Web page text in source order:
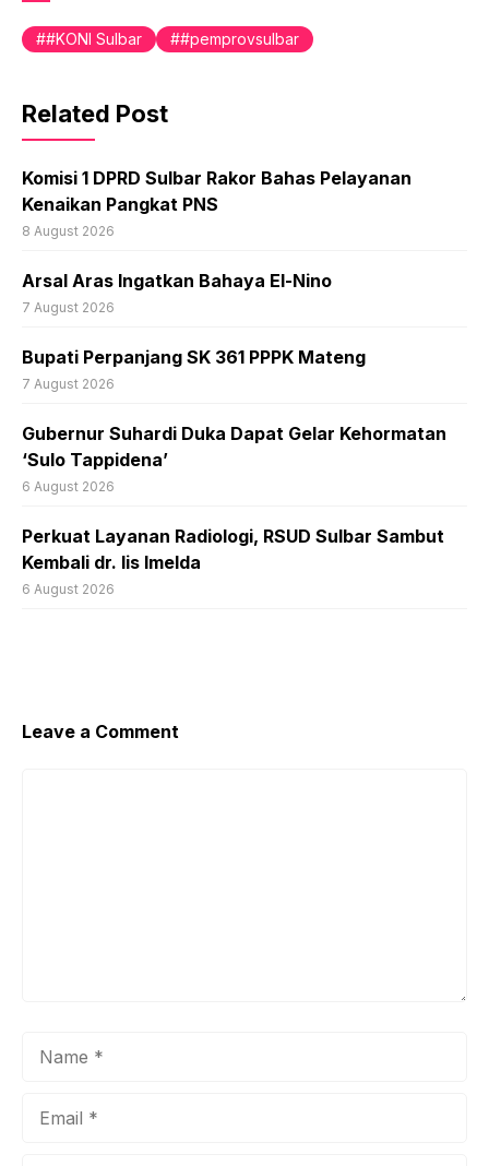
#KONI Sulbar #pemprovsulbar
Related Post
Komisi 1 DPRD Sulbar Rakor Bahas Pelayanan
Kenaikan Pangkat PNS
8 August 2026
Arsal Aras Ingatkan Bahaya El-Nino
7 August 2026
Bupati Perpanjang SK 361 PPPK Mateng
7 August 2026
Gubernur Suhardi Duka Dapat Gelar Kehormatan
‘Sulo Tappidena’
6 August 2026
Perkuat Layanan Radiologi, RSUD Sulbar Sambut
Kembali dr. Iis Imelda
6 August 2026
Leave a Comment